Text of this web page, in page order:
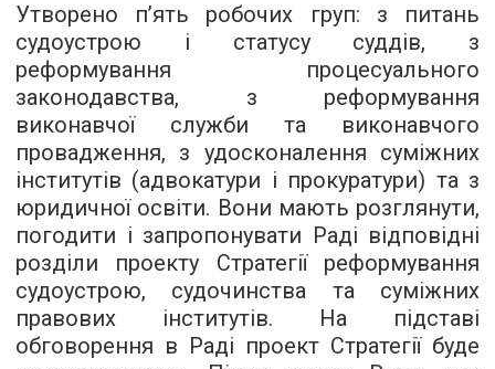
Утворено п’ять робочих груп: з питань
судоустрою і статусу суддів, з
реформування процесуального
законодавства, з реформування
виконавчої служби та виконавчого
провадження, з удосконалення суміжних
інститутів (адвокатури і прокуратури) та з
юридичної освіти. Вони мають розглянути,
погодити і запропонувати Раді відповідні
розділи проекту Стратегії реформування
судоустрою, судочинства та суміжних
правових інститутів. На підставі
обговорення в Раді проект Стратегії буде